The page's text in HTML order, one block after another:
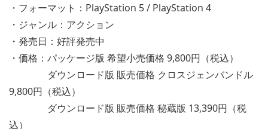
・フォーマット：PlayStation 5 / PlayStation 4
・ジャンル：アクション
・発売日：好評発売中
・価格：パッケージ版 希望小売価格 9,800円（税込）
ダウンロード版 販売価格 クロスジェンバンドル
9,800円（税込）
ダウンロード版 販売価格 秘蔵版 13,390円（税
込）